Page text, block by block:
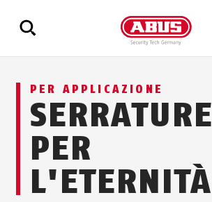
Mostra
i
PER APPLICAZIONE
SERRATURE
PER
L'ETERNITÀ